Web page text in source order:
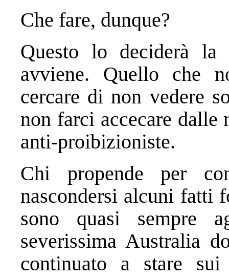
Che fare, dunque?
Questo lo deciderà la
avviene. Quello che
cercare di non vedere
non farci accecare
anti-proibizioniste.
Chi propende per
nascondersi alcuni fatti
sono quasi sempre
severissima Australia
continuato a stare